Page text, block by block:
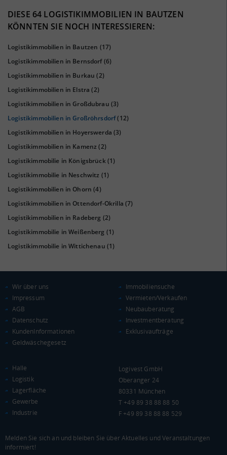
Euro pro Kopf
Kaufkraftindex
KAUFKRAFT - EURO PRO KOPF
20.484 €
22.651 €
WIRTSCHAFTSKRAFT (STAND: 2018)
BRUTTOINLANDSPRODUKT
(LANDKREIS / KREISFREIE STADT)
Gesamt BIP je Erwerbstätigen BIP je Einwohner
7.961.611 Tsd. €
Gesamt Handel und
DIESE 64 LOGISTIKIMMOBILIEN IN BAUTZEN
KÖNNTEN SIE NOCH INTERESSIEREN:
Logistikimmobilien in Bautzen (17)
Logistikimmobilien in Bernsdorf(6)
Logistikimmobilien in Burkau (2)
Logistikimmobilien in Elstra (2)
Logistikimmobilien in Großdubrau (3)
Logistikimmobilien in Großröhrsdorf(12)
Logistikimmobilien in Hoyerswerda (3)
Logistikimmobilien in Kamenz(2)
Logistikimmobilie in Königsbrück(1)
Logistikimmobilie in Neschwitz (1)
Logistikimmobilien in Ohorn (4)
Logistikimmobilien in Ottendorf-Okrilla (7)
Logistikimmobilien in Radeberg (2)
Logistikimmobilie in Weißenberg (1)
Logistikimmobilie in Wittichenau (1)
Wir über uns
Impressum
AGB
Datenschutz
KundenInformationen
Geldwäschegesetz
Immobiliensuche
Vermieten/Verkaufen
Neubauberatung
Investmentberatung
Exklusivaufträge
Halle
Logistik
Lagerfläche
Gewerbe
Industrie
Logivest GmbH
Oberanger 24
80331 München
T +49 89 38 88 88 50
F +49 89 38 88 88 529
Melden Sie sich an und bleiben Sie über Aktuelles und Veranstaltungen
informiert!